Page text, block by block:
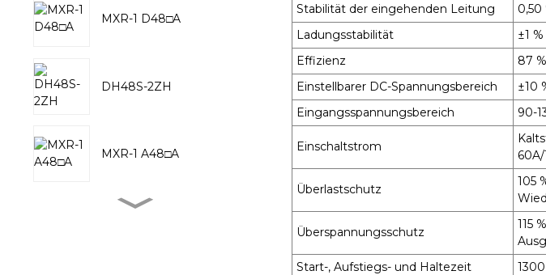
MXR-1 D48□A
DH48S-2ZH
MXR-1 A48□A
Stabilität der eingehenden Leitung
0,50
Ladungsstabilität
±1 %
Effizienz
87 %
Einstellbarer DC-Spannungsbereich
±10
Eingangsspannungsbereich
90-
Einschaltstrom
60A/
Überlastschutz
105
Überspannungsschutz
115
Start-, Aufstiegs- und Haltezeit